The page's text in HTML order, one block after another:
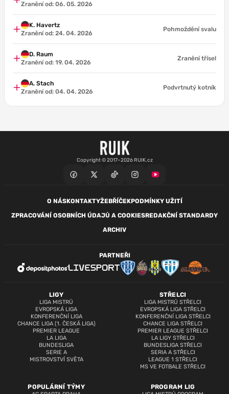
Zranění od: 06. 05. 2026
K. Havertz
Zranění od: 24. 04. 2026
Pohmoždění svalu
D. Raum
Zranění od: 19. 04. 2026
Zranění třísel
A. Stach
Zranění od: 04. 04. 2026
Podvrtnutý kotník
Copyright © 2017–2026 RUIK.cz
O NÁSKONTAKTYŽEBŘÍČEKPODMÍNKY UŽITÍ
ZPRACOVÁNÍ OSOBNÍCH ÚDAJŮ A COOKIESREDAKČNÍ STANDARDY
ARCHIV
LIGY
LIGA MISTRŮ
EVROPSKÁ LIGA
KONFERENČNÍ LIGA
CHANCE LIGA (1. ČESKÁ LIGA)
PREMIER LEAGUE
LA LIGA
BUNDESLIGA
SERIE A
MISTROVSTVÍ SVĚTA
STŘELCI
LIGA MISTRŮ STŘELCI
EVROPSKÁ LIGA STŘELCI
KONFERENČNÍ LIGA STŘELCI
CHANCE LIGA STŘELCI
PREMIER LEAGUE STŘELCI
LA LIGY STŘELCI
BUNDESLIGA STŘELCI
SERIA A STŘELCI
LEAGUE 1 STŘELCI
MS VE FOTBALE STŘELCI
POPULÁRNÍ TÝMY PROGRAM LIG
PARTNEŘI